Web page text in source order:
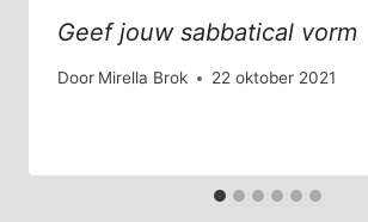
Geef jouw sabbatical vorm
Door Mirella Brok 22 oktober 2021